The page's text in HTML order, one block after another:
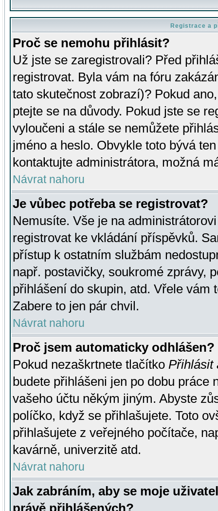
Registrace a
Proč se nemohu přihlásit?
Už jste se zaregistrovali? Před
registrovat. Byla vám na fóru
tato skutečnost zobrazí)? Pokud
ptejte se na důvody. Pokud jste se
vyloučeni a stále se nemůžete
jméno a heslo. Obvykle toto bývá
kontaktujte administrátora, možná
Návrat nahoru
Je vůbec potřeba se registrovat?
Nemusíte. Vše je na
registrovat ke vkládání příspěvků.
přístup k ostatním službám
např. postavičky, soukromé zprávy,
přihlášení do skupin, atd. Vřele vám
Zabere to jen pár chvil.
Návrat nahoru
Proč jsem automaticky odhlášen?
Pokud nezaškrtnete tlačítko Přihlásit
budete přihlášeni jen po dobu práce
vašeho účtu někým jiným. Abyste
políčko, když se přihlašujete. Toto
přihlašujete z veřejného počítače,
kavárně, univerzitě atd.
Návrat nahoru
Jak zabráním, aby se moje
právě přihlášených?